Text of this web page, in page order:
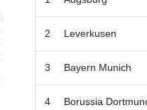
2 Leverkusen
3 Bayern Munich
4 Borussia